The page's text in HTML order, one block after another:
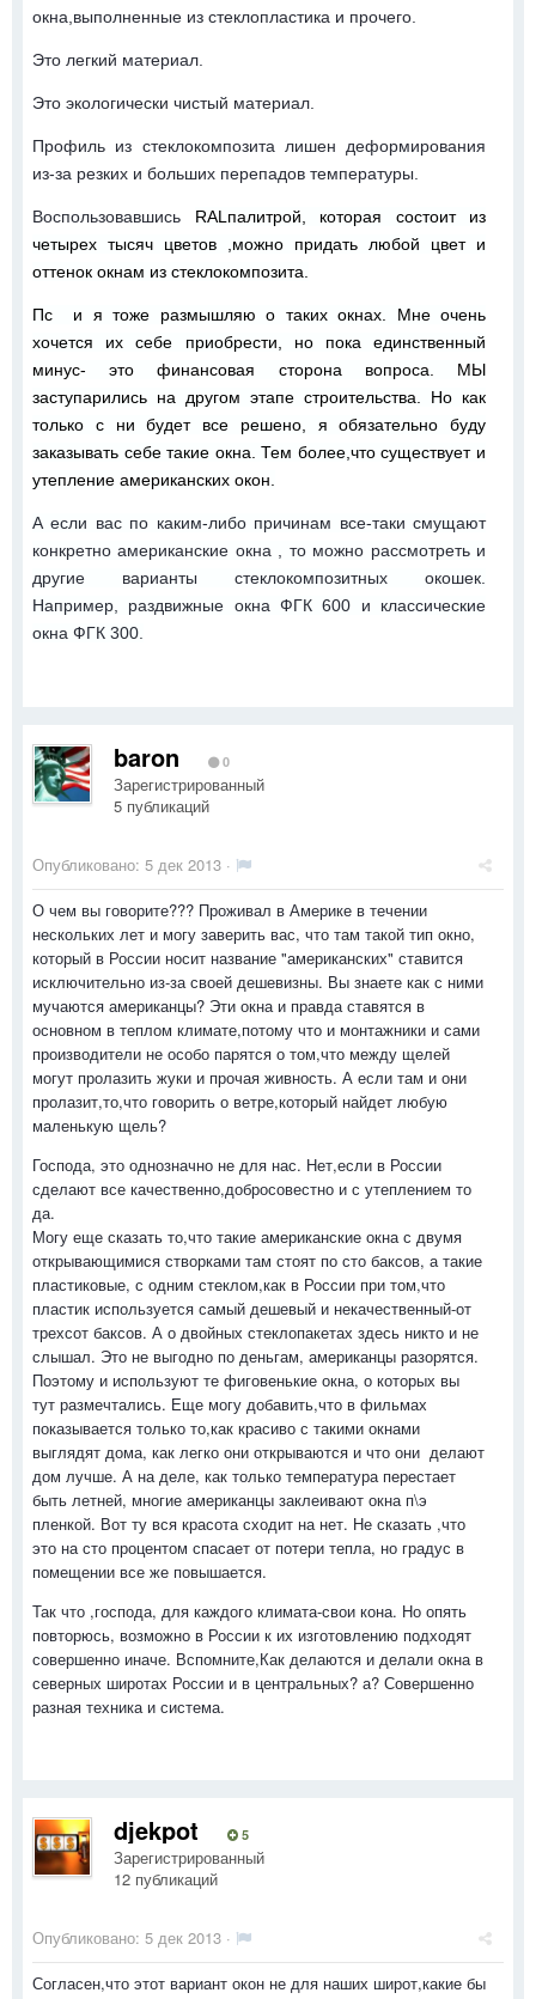
окна,выполненные из стеклопластика и прочего.
Это легкий материал.
Это экологически чистый материал.
Профиль из стеклокомпозита лишен деформирования
из-за резких и больших перепадов температуры.
Воспользовавшись RALпалитрой, которая состоит из
четырех тысяч цветов ,можно придать любой цвет и
оттенок окнам из стеклокомпозита.
Пс и я тоже размышляю о таких окнах. Мне очень
хочется их себе приобрести, но пока единственный
минус- это финансовая сторона вопроса. МЫ
заступарились на другом этапе строительства. Но как
только с ни будет все решено, я обязательно буду
заказывать себе такие окна. Тем более,что существует и
утепление американских окон.
А если вас по каким-либо причинам все-таки смущают
конкретно американские окна , то можно рассмотреть и
другие варианты стеклокомпозитных окошек.
Например, раздвижные окна ФГК 600 и классические
окна ФГК 300.
baron 0
Зарегистрированный
5 публикаций
Опубликовано: 5 дек 2013 ·
О чем вы говорите??? Проживал в Америке в течении
нескольких лет и могу заверить вас, что там такой тип окно,
который в России носит название "американских" ставится
исключительно из-за своей дешевизны. Вы знаете как с ними
мучаются американцы? Эти окна и правда ставятся в
основном в теплом климате,потому что и монтажники и сами
производители не особо парятся о том,что между щелей
могут пролазить жуки и прочая живность. А если там и они
пролазит,то,что говорить о ветре,который найдет любую
маленькую щель?
Господа, это однозначно не для нас. Нет,если в России
сделают все качественно,добросовестно и с утеплением то
да.
Могу еще сказать то,что такие американские окна с двумя
открывающимися створками там стоят по сто баксов, а такие
пластиковые, с одним стеклом,как в России при том,что
пластик используется самый дешевый и некачественный-от
трехсот баксов. А о двойных стеклопакетах здесь никто и не
слышал. Это не выгодно по деньгам, американцы разорятся.
Поэтому и используют те фиговенькие окна, о которых вы
тут размечтались. Еще могу добавить,что в фильмах
показывается только то,как красиво с такими окнами
выглядят дома, как легко они открываются и что они делают
дом лучше. А на деле, как только температура перестает
быть летней, многие американцы заклеивают окна п\э
пленкой. Вот ту вся красота сходит на нет. Не сказать ,что
это на сто процентом спасает от потери тепла, но градус в
помещении все же повышается.
Так что ,господа, для каждого климата-свои кона. Но опять
повторюсь, возможно в России к их изготовлению подходят
совершенно иначе. Вспомните,Как делаются и делали окна в
северных широтах России и в центральных? а? Совершенно
разная техника и система.
djekpot 5
Зарегистрированный
12 публикаций
Опубликовано: 5 дек 2013 ·
Согласен,что этот вариант окон не для наших широт,какие бы